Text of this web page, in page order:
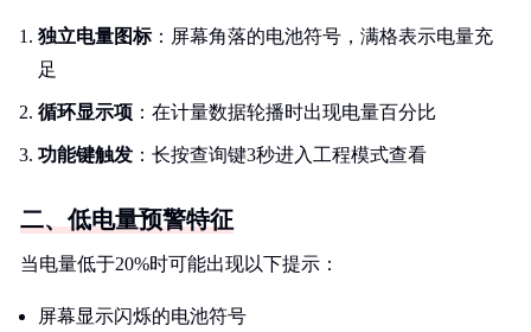
独立电量图标：屏幕角落的电池符号，满格表示电量充
足
循环显示项 ：在计量数据轮播时出现电量百分比
功能键触发 ：长按查询键3秒进入工程模式查看
二、低电量预警特征
当电量低于20%时可能出现以下提示：
屏幕显示闪烁的电池符号